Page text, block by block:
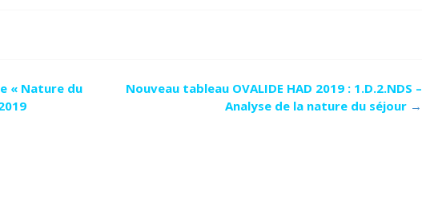
« Nature du
Nouveau tableau OVALIDE HAD 2019 : 1.D.2.NDS –
Analyse de la nature du séjour →